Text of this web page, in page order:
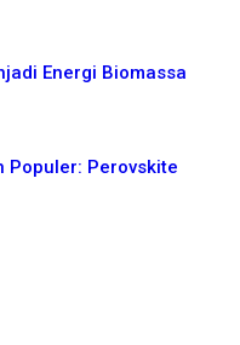
Energi Biomassa
Populer: Perovskite